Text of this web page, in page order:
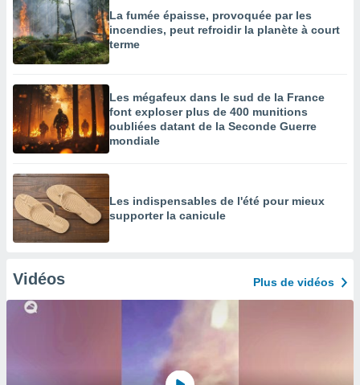
La fumée épaisse, provoquée par les
incendies, peut refroidir la planète à court
terme
Les mégafeux dans le sud de la France
font exploser plus de 400 munitions
oubliées datant de la Seconde Guerre
mondiale
Les indispensables de l'été pour mieux
supporter la canicule
Vidéos Plus de vidéos